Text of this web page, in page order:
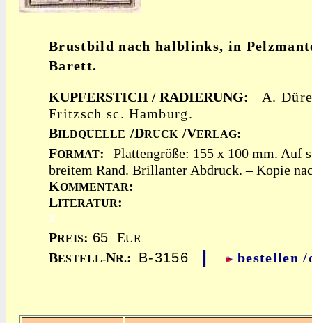
Brustbild nach halblinks, in
Barett.
KUPFERSTICH / RADIERUNG:
A.
Fritzsch sc. Hamburg.
BILDQUELLE /DRUCK /VERLAG:
FORMAT:
Plattengröße: 155 x 100 mm. Auf
breitem Rand. Brillanter Abdruck. – Kopie
KOMMENTAR:
LITERATUR:
x
PREIS: 65 EUR
BESTELL-NR.: B-3156 | bestellen